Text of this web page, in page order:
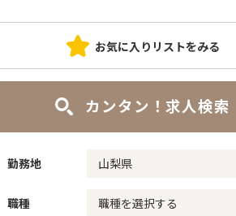
お気に入りリストをみる
カンタン！求人検索
勤務地
職種